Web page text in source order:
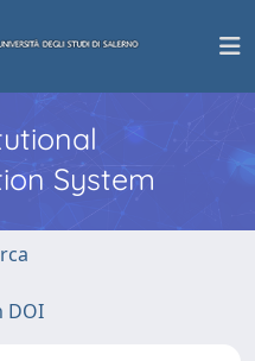
System
DOI